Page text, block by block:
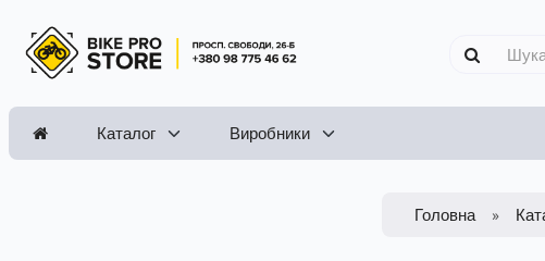
Каталог Виробники
Головна